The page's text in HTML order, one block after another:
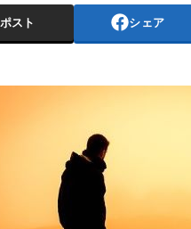
ポスト シェア